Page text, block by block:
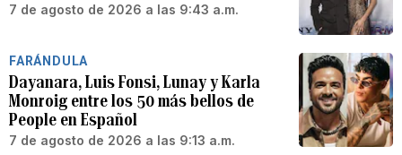
7 de agosto de 2026 a las 9:43 a.m.
FARÁNDULA
Dayanara, Luis Fonsi, Lunay y Karla
Monroig entre los 50 más bellos de
People en Español
7 de agosto de 2026 a las 9:13 a.m.